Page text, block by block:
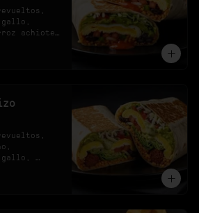
achiote,
y